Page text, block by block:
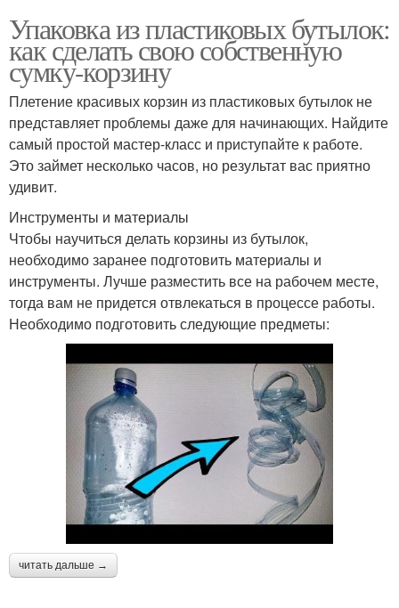
Упаковка из пластиковых бутылок:
как сделать свою собственную
сумку-корзину
Плетение красивых корзин из пластиковых бутылок не
представляет проблемы даже для начинающих. Найдите
самый простой мастер-класс и приступайте к работе.
Это займет несколько часов, но результат вас приятно
удивит.
Инструменты и материалы
Чтобы научиться делать корзины из бутылок,
необходимо заранее подготовить материалы и
инструменты. Лучше разместить все на рабочем месте,
тогда вам не придется отвлекаться в процессе работы.
Необходимо подготовить следующие предметы:
читать дальше →